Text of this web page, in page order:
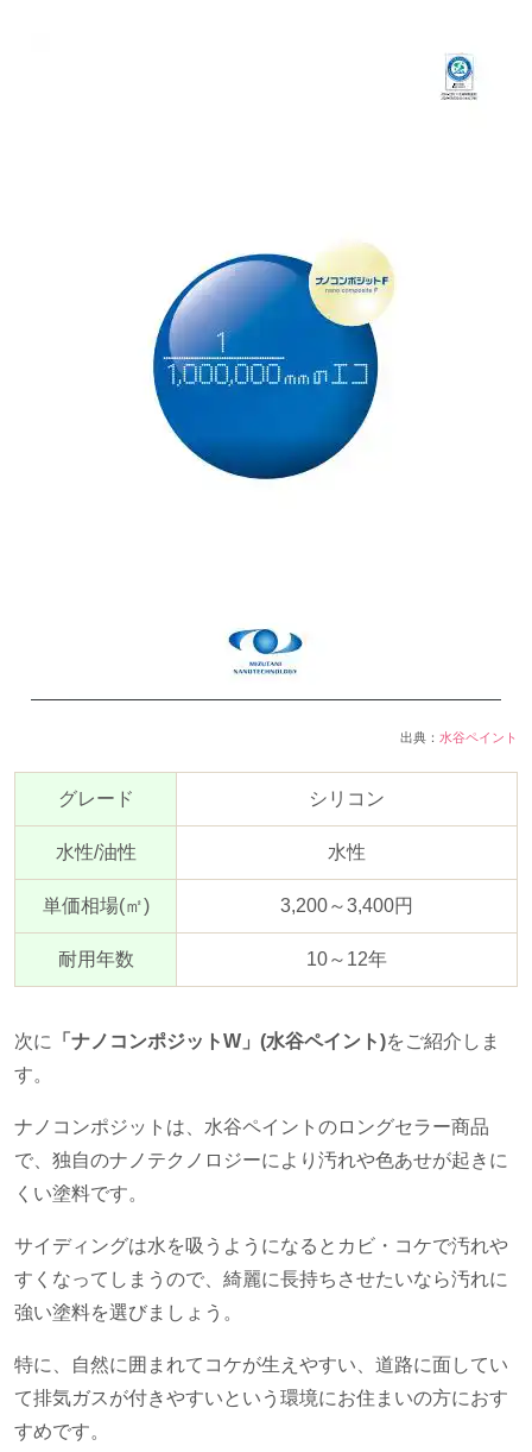
出典： 水谷ペイント
グレード シリコン
水性/油性 水性
単価相場(㎡) 3,200～3,400円
耐用年数 10～ 12年
次に 「ナノコンポジットW」(水谷ペイント)をご紹介しま
す。
ナノコンポジットは、水谷ペイントのロングセラー商品
で、独自のナノテクノロジーにより汚れや色あせが起きに
くい塗料です。
サイディングは水を吸うようになるとカビ・コケで汚れや
すくなってしまうので、綺麗に長持ちさせたいなら汚れに
強い塗料を選びましょう。
特に、自然に囲まれてコケが生えやすい、道路に面してい
て排気ガスが付きやすいという環境にお住まいの方におす
すめです。